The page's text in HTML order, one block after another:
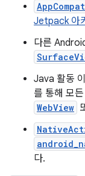
Jetpack 아
다른
Java 활동
를 통해 모
WebView
다.